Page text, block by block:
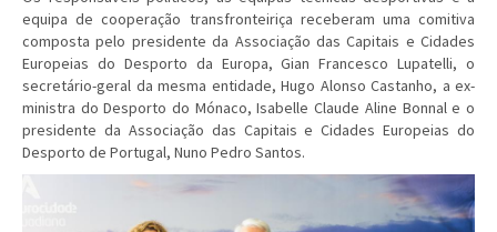
equipa de cooperação transfronteiriça receberam uma comitiva
composta pelo presidente da Associação das Capitais e Cidades
Europeias do Desporto da Europa, Gian Francesco Lupatelli, o
secretário-geral da mesma entidade, Hugo Alonso Castanho, a ex-
ministra do Desporto do Mónaco, Isabelle Claude Aline Bonnal e o
presidente da Associação das Capitais e Cidades Europeias do
Desporto de Portugal, Nuno Pedro Santos.